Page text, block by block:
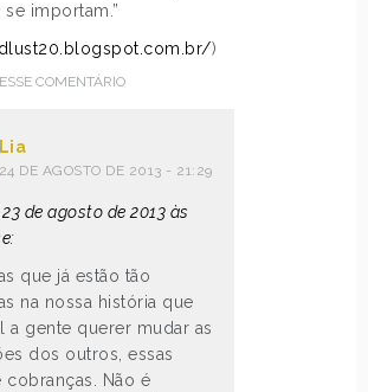
importam.”
)
COMENTÁRIO
Lia
24 DE AGOSTO DE 2013 - 21:29
de agosto de 2013 às
que já estão tão
na nossa história que
a gente querer mudar as
dos outros, essas
cobranças. Não é